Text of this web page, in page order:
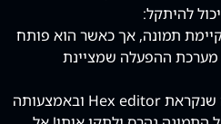
להיתקל:
תמונה, אך כאשר הוא פותח
ההפעלה שמציינת
על המועמד להשתמש בתוכנה שנקראת Hex editor ובאמצעותה